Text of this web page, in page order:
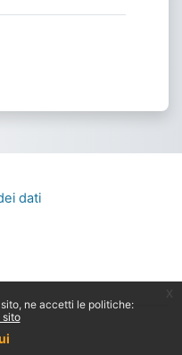
ne accetti le politiche:
sito
dati